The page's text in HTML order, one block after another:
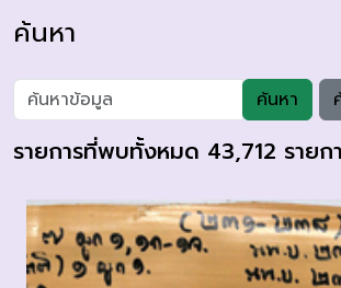
ค้นหา
ค้นหา
รายการที่พบทั้งหมด 43,712 รายก